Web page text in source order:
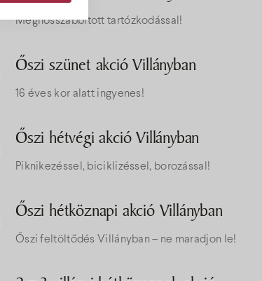
Meghosszabbított tartózkodással!
Őszi szünet akció Villányban
16 éves kor alatt ingyenes!
Őszi hétvégi akció Villányban
Piknikezéssel, biciklizéssel, borozással!
Őszi hétköznapi akció Villányban
Őszi feltöltődés Villányban – ne maradjon le!